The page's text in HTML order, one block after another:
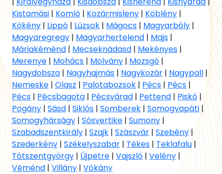
Kistamási | Komló | Kozármisleny | Köblény |
Kökény | Lippó | Lúzsok | Mágocs | Magyarbóly |
Magyaregregy | Magyarhertelend | Majs |
Máriakéménd | Mecseknádasd | Mekényes |
Merenye | Mohács | Molvány | Mozsgó |
Nagydobsza | Nagyhajmás | Nagykozár | Nagypall |
Nemeske | Olasz | Palotabozsok | Pécs | Pécs |
Pécs | Pécsbagota | Pécsvárad | Pettend | Piskó |
Pogány | Sásd | Siklós | Somberek | Somogyapáti|
Somogyhárságy | Sósvertike | Sumony |
Szabadszentkirály | Szajk | Szászvár | Szebény |
Szederkény | Székelyszabar | Tékes | Teklafalu|
Tótszentgyörgy | Újpetre | Vajszló | Velény |
Véménd|Villány| Vókány